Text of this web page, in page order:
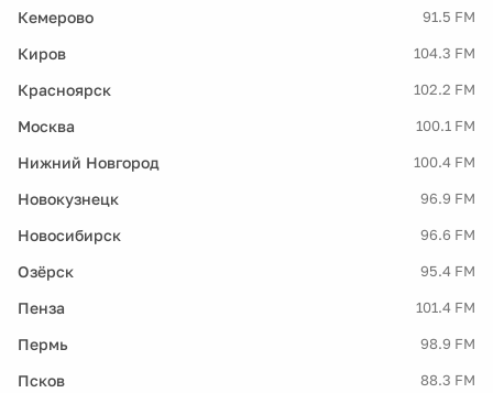
Кемерово 91.5 FM
Киров 104.3 FM
Красноярск 102.2 FM
Москва 100.1 FM
Нижний Новгород 100.4 FM
Новокузнецк 96.9 FM
Новосибирск 96.6 FM
Озёрск 95.4 FM
Пенза 101.4 FM
Пермь 98.9 FM
Псков 88.3 FM